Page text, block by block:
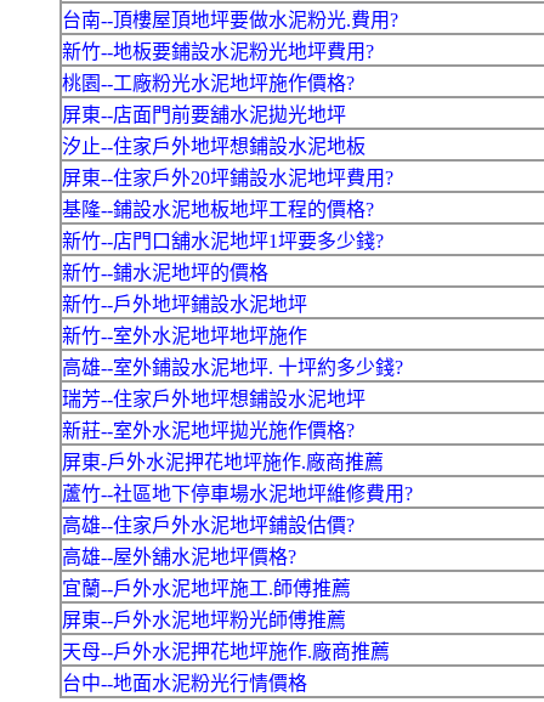
台南--頂樓屋頂地坪要做水泥粉光.費用?
新竹--地板要鋪設水泥粉光地坪費用?
桃園--工廠粉光水泥地坪施作價格?
屏東--店面門前要舖水泥拋光地坪
汐止--住家戶外地坪想鋪設水泥地板
屏東--住家戶外20坪鋪設水泥地坪費用?
基隆--鋪設水泥地板地坪工程的價格?
新竹--店門口舖水泥地坪1坪要多少錢?
新竹--鋪水泥地坪的價格
新竹--戶外地坪鋪設水泥地坪
新竹--室外水泥地坪地坪施作
高雄--室外鋪設水泥地坪. 十坪約多少錢?
瑞芳--住家戶外地坪想鋪設水泥地坪
新莊--室外水泥地坪拋光施作價格?
屏東-戶外水泥押花地坪施作.廠商推薦
蘆竹--社區地下停車場水泥地坪維修費用?
高雄--住家戶外水泥地坪鋪設估價?
高雄--屋外舖水泥地坪價格?
宜蘭--戶外水泥地坪施工.師傅推薦
屏東--戶外水泥地坪粉光師傅推薦
天母--戶外水泥押花地坪施作.廠商推薦
台中--地面水泥粉光行情價格